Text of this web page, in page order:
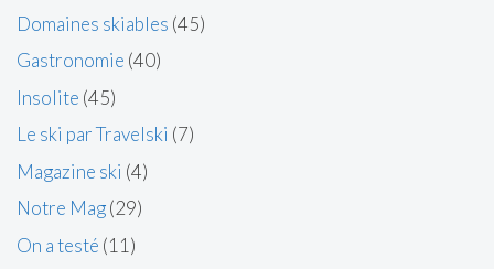
Domaines skiables (45)
Gastronomie (40)
Insolite (45)
Le ski par Travelski (7)
Magazine ski (4)
Notre Mag(29)
On a testé (11)